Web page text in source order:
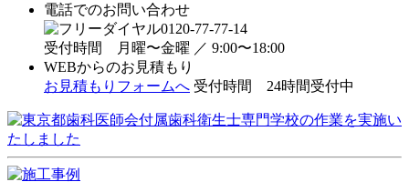
電話でのお問い合わせ
0120-77-77-14
受付時間 月曜〜金曜 ／ 9:00〜18:00
WEBからのお見積もり
お見積もりフォームへ 受付時間 24時間受付中